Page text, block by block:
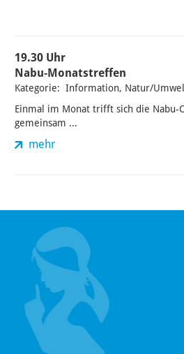
19.30 Uhr
Nabu-Monatstreffen
Kategorie: Information, Natur/
Einmal im Monat trifft sich die Nabu-
gemeinsam ...
mehr